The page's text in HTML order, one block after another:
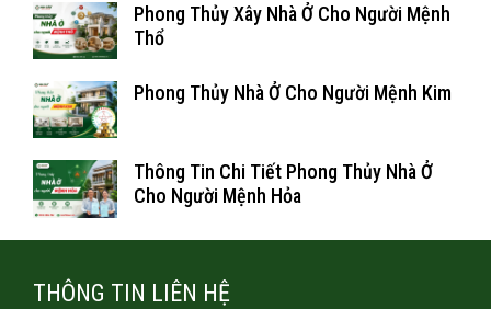
Phong Thủy Xây Nhà Ở Cho Người Mệnh
Thổ
Phong Thủy Nhà Ở Cho Người Mệnh Kim
Thông Tin Chi Tiết Phong Thủy Nhà Ở
Cho Người Mệnh Hỏa
THÔNG TIN LIÊN HỆ